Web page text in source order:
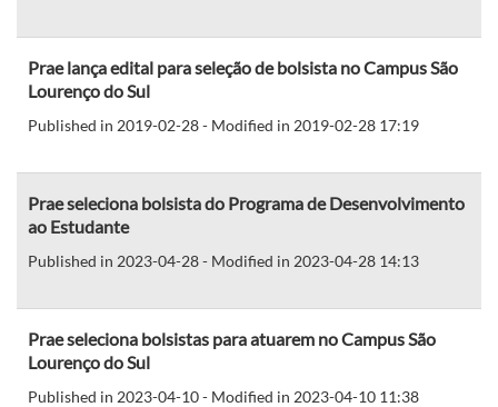
Prae lança edital para seleção de bolsista no Campus São
Lourenço do Sul
Published in 2019-02-28 - Modified in 2019-02-28 17:19
Prae seleciona bolsista do Programa de Desenvolvimento
ao Estudante
Published in 2023-04-28 - Modified in 2023-04-28 14:13
Prae seleciona bolsistas para atuarem no Campus São
Lourenço do Sul
Published in 2023-04-10 - Modified in 2023-04-10 11:38